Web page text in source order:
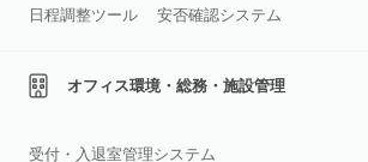
日程調整ツール
安否確認システム
オフィス環境・総務・施設管理
受付・入退室管理システム